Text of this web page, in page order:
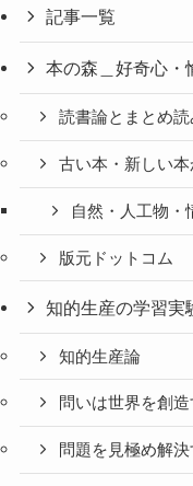
記事一覧
本の森＿好奇心・
読書論とまとめ
古い本・新しい
自然・人工物・
版元ドットコム
知的生産の学習実
知的生産論
問いは世界を創造
問題を見極め解決